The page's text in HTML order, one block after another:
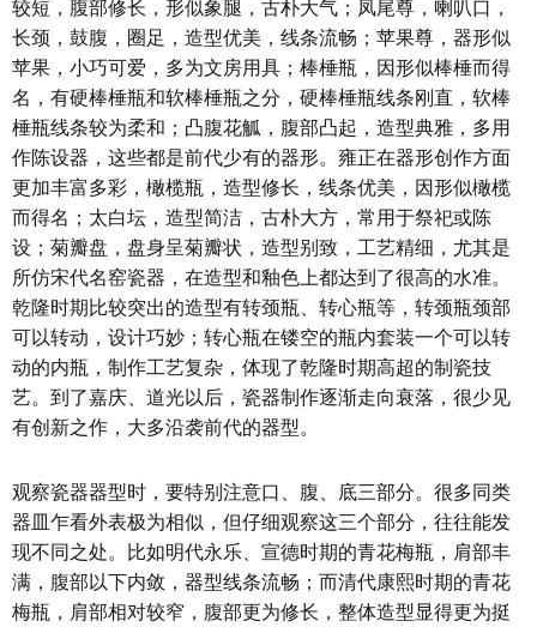
较短，腹部修长，形似象腿，古朴大气；凤尾尊，喇叭口，
长颈，鼓腹，圈足，造型优美，线条流畅；苹果尊，器形似
苹果，小巧可爱，多为文房用具；棒棰瓶，因形似棒棰而得
名，有硬棒棰瓶和软棒棰瓶之分，硬棒棰瓶线条刚直，软棒
棰瓶线条较为柔和；凸腹花觚，腹部凸起，造型典雅，多用
作陈设器，这些都是前代少有的器形。雍正在器形创作方面
更加丰富多彩，橄榄瓶，造型修长，线条优美，因形似橄榄
而得名；太白坛，造型简洁，古朴大方，常用于祭祀或陈
设；菊瓣盘，盘身呈菊瓣状，造型别致，工艺精细，尤其是
所仿宋代名窑瓷器，在造型和釉色上都达到了很高的水准。
乾隆时期比较突出的造型有转颈瓶、转心瓶等，转颈瓶颈部
可以转动，设计巧妙；转心瓶在镂空的瓶内套装一个可以转
动的内瓶，制作工艺复杂，体现了乾隆时期高超的制瓷技
艺。到了嘉庆、道光以后，瓷器制作逐渐走向衰落，很少见
有创新之作，大多沿袭前代的器型。
观察瓷器器型时，要特别注意口、腹、底三部分。很多同类
器皿乍看外表极为相似，但仔细观察这三个部分，往往能发
现不同之处。比如明代永乐、宣德时期的青花梅瓶，肩部丰
满，腹部以下内敛，器型线条流畅；而清代康熙时期的青花
梅瓶，肩部相对较窄，腹部更为修长，整体造型显得更为挺